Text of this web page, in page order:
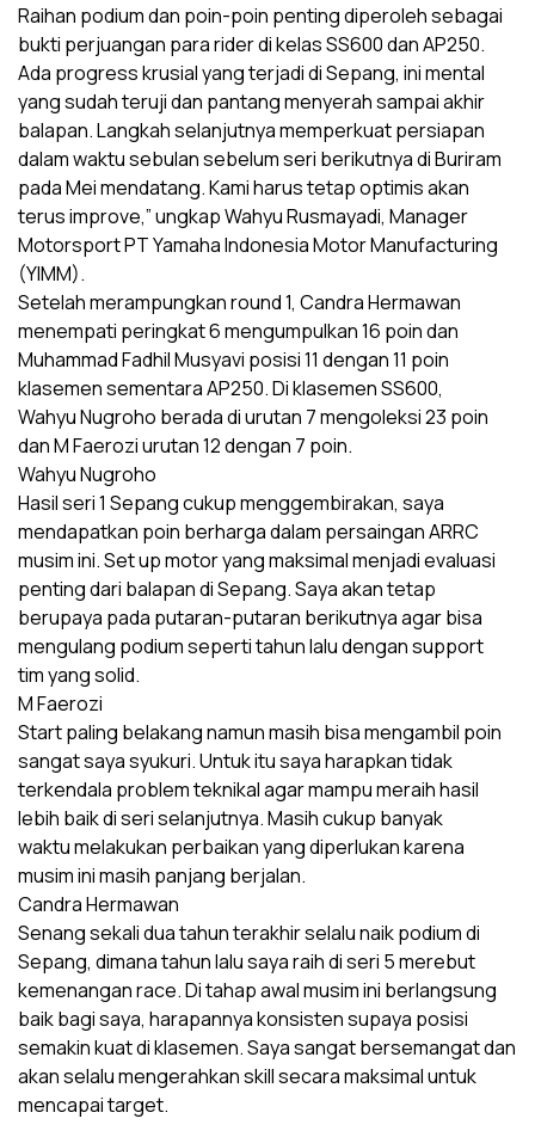
Raihan podium dan poin-poin penting diperoleh sebagai
bukti perjuangan para rider di kelas SS600 dan AP250.
Ada progress krusial yang terjadi di Sepang, ini mental
yang sudah teruji dan pantang menyerah sampai akhir
balapan. Langkah selanjutnya memperkuat persiapan
dalam waktu sebulan sebelum seri berikutnya di Buriram
pada Mei mendatang. Kami harus tetap optimis akan
terus improve,” ungkap Wahyu Rusmayadi, Manager
Motorsport PT Yamaha Indonesia Motor Manufacturing
(YIMM).
Setelah merampungkan round 1, Candra Hermawan
menempati peringkat 6 mengumpulkan 16 poin dan
Muhammad Fadhil Musyavi posisi 11 dengan 11 poin
klasemen sementara AP250. Di klasemen SS600,
Wahyu Nugroho berada di urutan 7 mengoleksi 23 poin
dan M Faerozi urutan 12 dengan 7 poin.
Wahyu Nugroho
Hasil seri 1 Sepang cukup menggembirakan, saya
mendapatkan poin berharga dalam persaingan ARRC
musim ini. Set up motor yang maksimal menjadi evaluasi
penting dari balapan di Sepang. Saya akan tetap
berupaya pada putaran-putaran berikutnya agar bisa
mengulang podium seperti tahun lalu dengan support
tim yang solid.
M Faerozi
Start paling belakang namun masih bisa mengambil poin
sangat saya syukuri. Untuk itu saya harapkan tidak
terkendala problem teknikal agar mampu meraih hasil
lebih baik di seri selanjutnya. Masih cukup banyak
waktu melakukan perbaikan yang diperlukan karena
musim ini masih panjang berjalan.
Candra Hermawan
Senang sekali dua tahun terakhir selalu naik podium di
Sepang, dimana tahun lalu saya raih di seri 5 merebut
kemenangan race. Di tahap awal musim ini berlangsung
baik bagi saya, harapannya konsisten supaya posisi
semakin kuat di klasemen. Saya sangat bersemangat dan
akan selalu mengerahkan skill secara maksimal untuk
mencapai target.